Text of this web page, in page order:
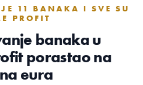
11 BANAKA I SVE SU
PROFIT
banaka u
porastao na
eura